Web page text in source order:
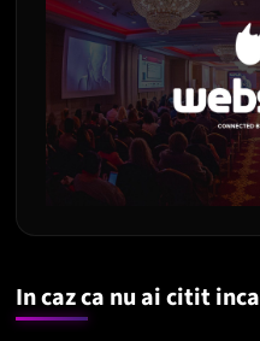
In caz ca nu ai citit inca